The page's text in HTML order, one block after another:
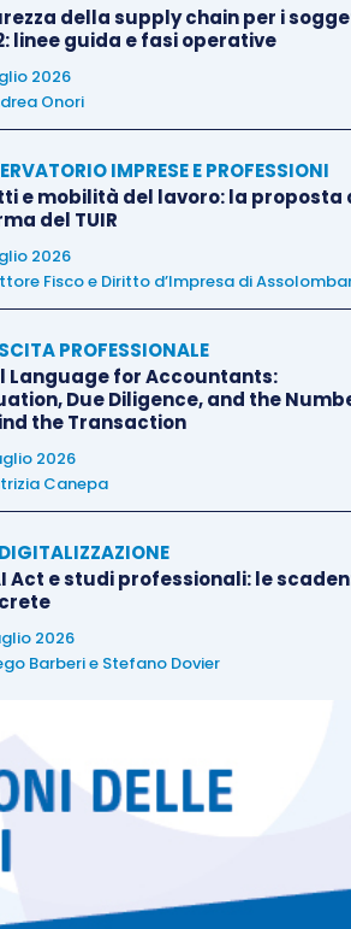
della supply chain per i
linee guida e fasi operative
2026
Onori
IMPRESE E PROFESSIONI
e mobilità del lavoro: la proposta
del TUIR
2026
Fisco e Diritto d’Impresa di
PROFESSIONALE
Language for Accountants:
Due Diligence, and the
the Transaction
2026
Canepa
Act e studi professionali: le
2026
Barberie Stefano Dovier